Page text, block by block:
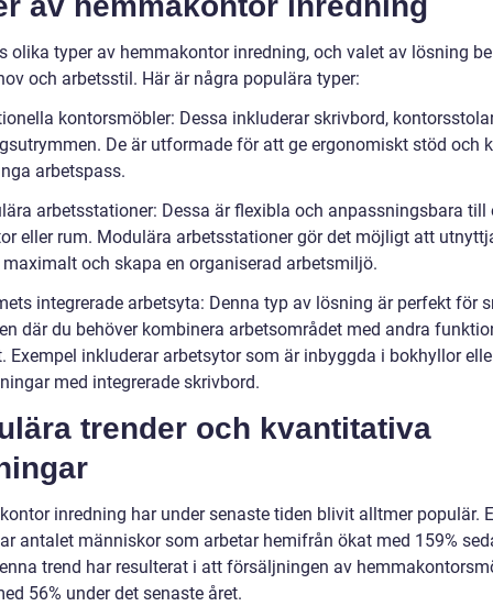
olika typer av hemmakontor inredning, och valet av lösning
och arbetsstil. Här är några populära typer:
kontorsmöbler: Dessa inkluderar skrivbord,
De är utformade för att ge ergonomiskt stöd och
arbetspass.
arbetsstationer: Dessa är flexibla och anpassningsbara till
eller rum. Modulära arbetsstationer gör det möjligt att
och skapa en organiserad arbetsmiljö.
integrerade arbetsyta: Denna typ av lösning är perfekt för
där du behöver kombinera arbetsområdet med andra
Exempel inkluderar arbetsytor som är inbyggda i bokhyllor
med integrerade skrivbord.
trender och kvantitativa
inredning har under senaste tiden blivit alltmer populär.
antalet människor som arbetar hemifrån ökat med 159%
trend har resulterat i att försäljningen av
56% under det senaste året.